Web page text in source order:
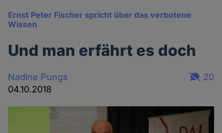
Ernst Peter Fischer spricht über das verbotene
Wissen
Und man erfährt es doch
Nadine Pungs
04.10.2018
20